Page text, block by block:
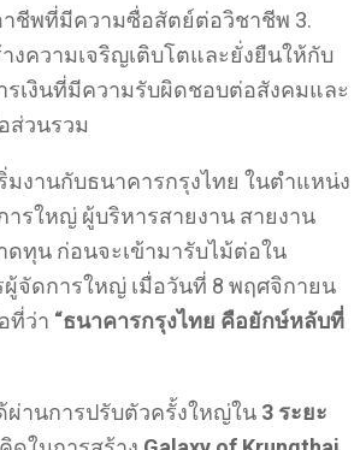
าชีพที่มีความซื่อสัตย์ต่อวิชาชีพ 3.
งความเจริญเติบโตและยั่งยืนให้กับ
รเงินที่มีความรับผิดชอบต่อสังคมและ
วนรวม
มงานกับธนาคารกรุงไทย ในตำแหน่ง
ารใหญ่ ผู้บริหารสายงาน สายงาน
ดทุน ก่อนจะเข้ามารับไม้ต่อใน
จัดการใหญ่ เมื่อวันที่ 8 พฤศจิกายน
ที่ว่า “ธนาคารกรุงไทย คือยักษ์หลับที่
ผ่านการปรับตัวครั้งใหญ่ใน 3 ระยะ